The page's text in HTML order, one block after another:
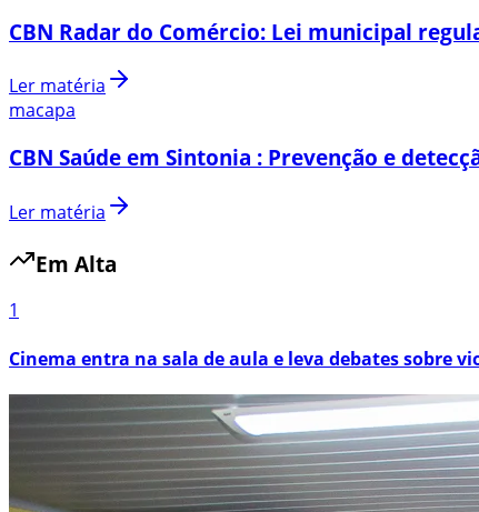
CBN Radar do Comércio: Lei municipal
Ler matéria
macapa
CBN Saúde em Sintonia : Prevenção e
Ler matéria
Em Alta
1
Cinema entra na sala de aula e leva debates sobre